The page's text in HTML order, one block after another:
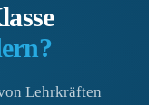
Lehrkräften